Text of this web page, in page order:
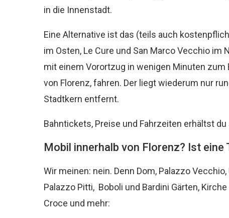
in die Innenstadt.
Eine Alternative ist das (teils auch
im Osten, Le Cure und San Marco Vecchio
mit einem Vorortzug in wenigen Minuten zum
von Florenz, fahren. Der liegt wiederum nur
Stadtkern entfernt.
Bahntickets, Preise und Fahrzeiten erhältst du
Mobil innerhalb von Florenz? Ist
Wir meinen: nein. Denn Dom, Palazzo Vecchio,
Palazzo Pitti, Boboli und Bardini Gärten, Kirche
Croce und mehr: